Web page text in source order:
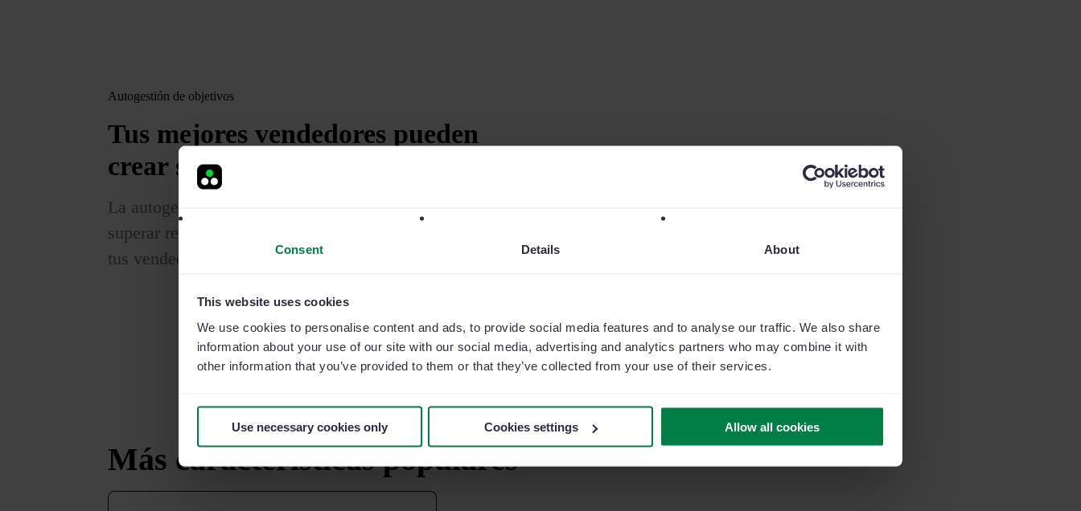
Consent Details About
This website uses cookies
We use cookies to personalise content and ads, to provide social media features and to analyse our traffic. We also share
information about your use of our site with our social media, advertising and analytics partners who may combine it with
other information that you’ve provided to them or that they’ve collected from your use of their services.
Use necessary cookies only Cookies settings Allow all cookies
Autogestión de objetivos
Tus mejores vendedorespueden
crear sus propios objetivos.
La autogestión es esencial para motivar a tu equipo a
superar retos y vender más. Con Sage Sales Management
tus vendedores podrán fijar sus propios objetivos.
Más características populares